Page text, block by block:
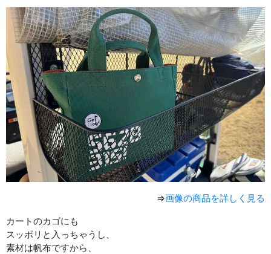
⇒画像の商品を詳しく見る
カートのカゴにも
スッポリと入っちゃうし、
素材は帆布ですから、